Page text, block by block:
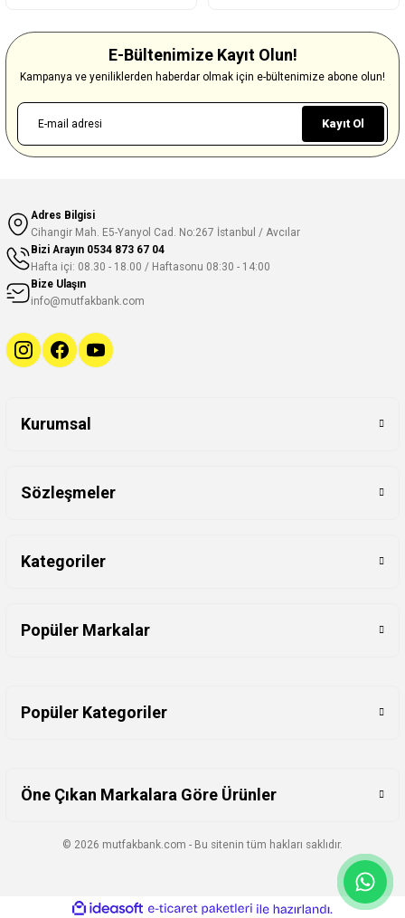
E-Bültenimize Kayıt Olun!
Kampanya ve yeniliklerden haberdar olmak için e-bültenimize abone olun!
Kayıt Ol
Adres Bilgisi
Cihangir Mah. E5-Yanyol Cad. No:267 İstanbul / Avcılar
Bizi Arayın 0534 873 67 04
Hafta içi: 08.30 - 18.00 / Haftasonu 08:30 - 14:00
Bize Ulaşın
info@mutfakbank.com
Kurumsal
Sözleşmeler
Kategoriler
Popüler Markalar
Popüler Kategoriler
Öne Çıkan Markalara Göre Ürünler
© 2026 mutfakbank.com - Bu sitenin tüm hakları saklıdır.
ideasoft
e-